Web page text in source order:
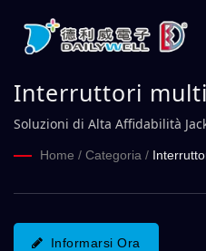
Interruttori
LRJ | DAILYWELL
Soluzioni di Alta Affidabilità
Home / Categoria /
Informarsi Ora